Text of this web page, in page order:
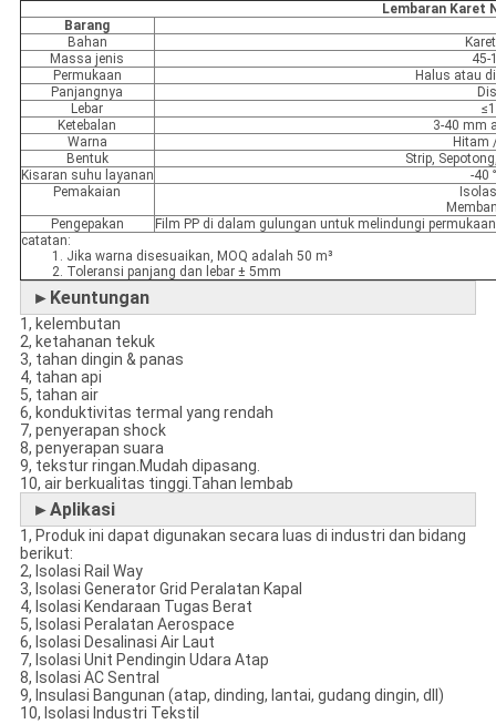
Lembaran Karet
Barang
Bahan
Massa jenis
45-
Permukaan
Halus atau
Panjangnya
Lebar
Ketebalan
3-40 mm
Warna
Hitam
Bentuk
Strip,
Kisaran suhu layanan
-40
Pemakaian
Pengepakan
Film PP di dalam gulungan untuk melindungi
catatan:
1. Jika warna disesuaikan, MOQ adalah 50 m³
2. Toleransi panjang dan lebar ± 5mm
►Keuntungan
1, kelembutan
2, ketahanan tekuk
3, tahan dingin & panas
4, tahan api
5, tahan air
6, konduktivitas termal yang rendah
7, penyerapan shock
8, penyerapan suara
9, tekstur ringan.Mudah dipasang.
10, air berkualitas tinggi.Tahan lembab
►Aplikasi
1, Produk ini dapat digunakan secara luas di industri dan bidang
berikut:
2, Isolasi Rail Way
3, Isolasi Generator Grid Peralatan Kapal
4, Isolasi Kendaraan Tugas Berat
5, Isolasi Peralatan Aerospace
6, Isolasi Desalinasi Air Laut
7, Isolasi Unit Pendingin Udara Atap
8, Isolasi AC Sentral
9, Insulasi Bangunan (atap, dinding, lantai, gudang dingin, dll)
10, Isolasi Industri Tekstil